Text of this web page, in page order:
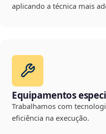
aplicando a técnica mais
Equipamentos
Trabalhamos com
eficiência na execução.